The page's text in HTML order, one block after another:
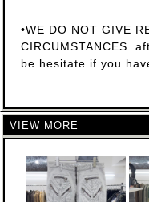
•WE DO NOT GIVE
CIRCUMSTANCES.
be hesitate if you
VIEW MORE